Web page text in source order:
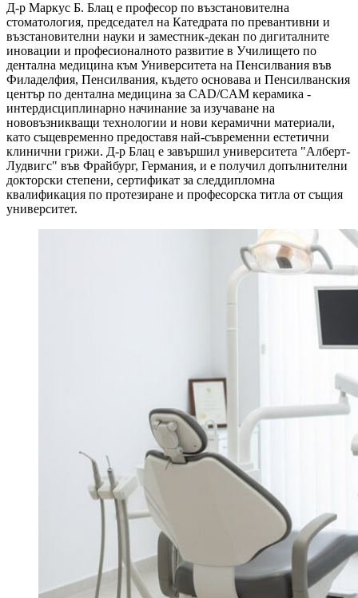
Д-р Маркус Б. Блац е професор по възстановителна
стоматология, председател на Катедрата по превантивни и
възстановителни науки и заместник-декан по дигиталните
иновации и професионалното развитие в Училището по
дентална медицина към Университета на Пенсилвания във
Филаделфия, Пенсилвания, където основава и Пенсилванския
център по дентална медицина за CAD/CAM керамика -
интердисциплинарно начинание за изучаване на
нововъзникващи технологии и нови керамични материали,
като същевременно предоставя най-съвременни естетични
клинични грижи. Д-р Блац е завършил университета "Алберт-
Лудвигс" във Фрайбург, Германия, и е получил допълнителни
докторски степени, сертификат за следдипломна
квалификация по протезиране и професорска титла от същия
университет.